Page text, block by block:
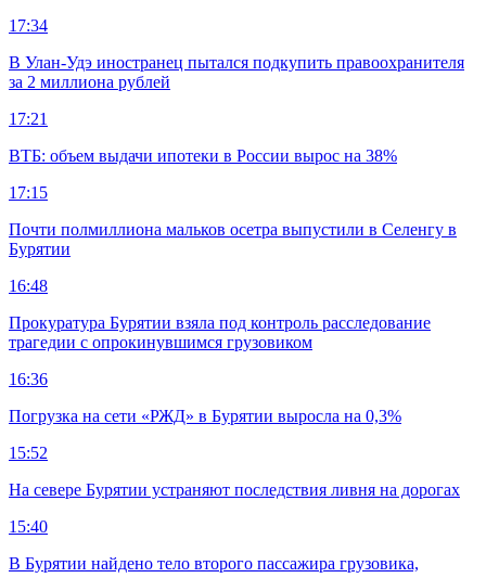
17:34
В Улан-Удэ иностранец пытался подкупить правоохранителя
за 2 миллиона рублей
17:21
ВТБ: объем выдачи ипотеки в России вырос на 38%
17:15
Почти полмиллиона мальков осетра выпустили в Селенгу в
Бурятии
16:48
Прокуратура Бурятии взяла под контроль расследование
трагедии с опрокинувшимся грузовиком
16:36
Погрузка на сети «РЖД» в Бурятии выросла на 0,3%
15:52
На севере Бурятии устраняют последствия ливня на дорогах
15:40
В Бурятии найдено тело второго пассажира грузовика,